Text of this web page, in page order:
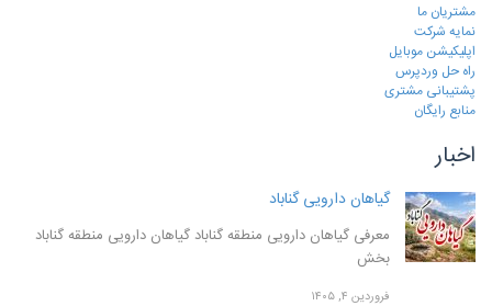
مشتریان ما
نمایه شرکت
اپلیکیشن موبایل
راه حل وردپرس
پشتیبانی مشتری
منابع رایگان
اخبار
گیاهان دارویی گناباد
معرفی گیاهان دارویی منطقه گناباد گیاهان دارویی منطقه گناباد
بخش
فروردین ۴, ۱۴۰۵